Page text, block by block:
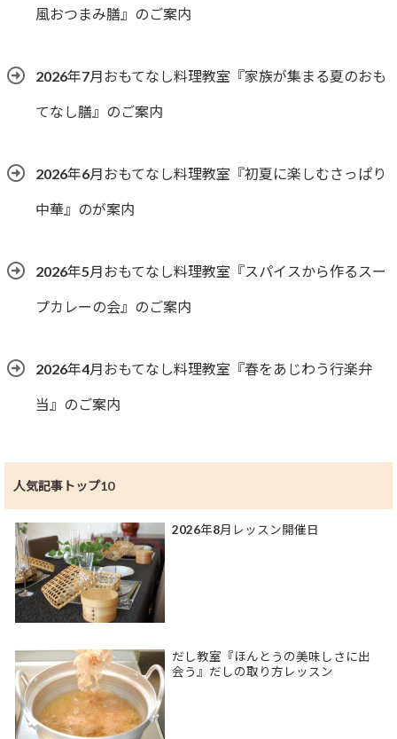
風おつまみ膳』のご案内
2026年7月おもてなし料理教室『家族が集まる夏のおも
てなし膳』のご案内
2026年6月おもてなし料理教室『初夏に楽しむさっぱり
中華』のが案内
2026年5月おもてなし料理教室『スパイスから作るスー
プカレーの会』のご案内
2026年4月おもてなし料理教室『春をあじわう行楽弁
当』のご案内
人気記事トップ10
2026年8月レッスン開催日
だし教室『ほんとうの美味しさに出
会う』だしの取り方レッスン